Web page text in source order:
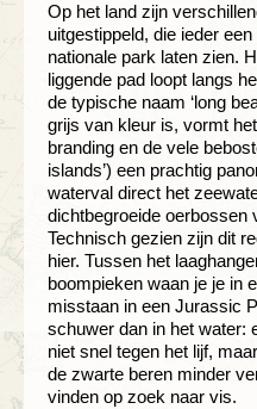
Op het land zijn
uitgestippeld, die ieder
nationale park laten zien.
liggende pad loopt langs
de typische naam ‘long
grijs van kleur is, vormt
branding en de vele
islands’) een prachtig
waterval direct het
dichtbegroeide oerbossen
Technisch gezien zijn dit
hier. Tussen het
boompieken waan je je in
misstaan in een Jurassic
schuwer dan in het water:
niet snel tegen het lijf,
de zwarte beren minder
vinden op zoek naar vis.